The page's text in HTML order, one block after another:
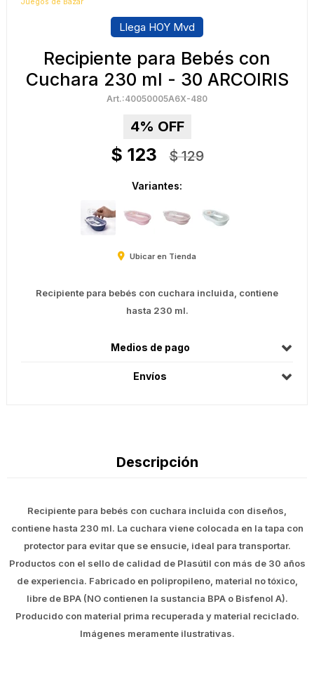
Juegos de Bazar
Llega HOY Mvd
Recipiente para Bebés con
Cuchara 230 ml - 30 ARCOIRIS
40050005A6X-480
4
$ 123 $ 129
Variantes:
Ubicar en Tienda
Recipiente para bebés con cuchara incluida, contiene
hasta 230 ml.
Medios de pago
Envíos
Descripción
Recipiente para bebés con cuchara incluida con diseños,
contiene hasta 230 ml. La cuchara viene colocada en la tapa con
protector para evitar que se ensucie, ideal para transportar.
Productos con el sello de calidad de Plasútil con más de 30 años
de experiencia. Fabricado en polipropileno, material no tóxico,
libre de BPA (NO contienen la sustancia BPA o Bisfenol A).
Producido con material prima recuperada y material reciclado.
Imágenes meramente ilustrativas.